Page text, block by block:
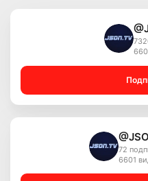
72
6601